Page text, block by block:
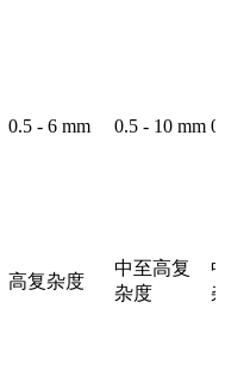
0.5 - 6 mm 0.5 - 10 mm
高复杂度
中至高复
杂度